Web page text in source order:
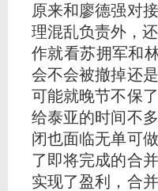
原来和廖德强对
理混乱负责外，
作就看苏拥军和
会不会被撤掉还
可能就晚节不保
给泰亚的时间不
闭也面临无单可
了即将完成的合
实现了盈利，合